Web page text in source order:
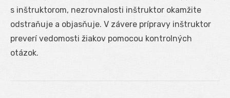
s inštruktorom, nezrovnalosti inštruktor okamžite
odstraňuje a objasňuje. V závere prípravy inštruktor
preverí vedomosti žiakov pomocou kontrolných
otázok.